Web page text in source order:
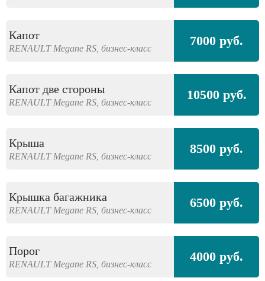
Капот
RENAULT Megane RS, бизнес-класс 7000 руб.
Капот две стороны
RENAULT Megane RS, бизнес-класс 10500 руб.
Крыша
RENAULT Megane RS, бизнес-класс 8500 руб.
Крышка багажника
RENAULT Megane RS, бизнес-класс 6500 руб.
Порог
RENAULT Megane RS, бизнес-класс 4000 руб.